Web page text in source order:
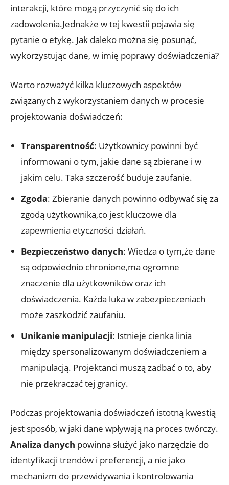
interakcji, które mogą przyczynić się do ich
zadowolenia.Jednakże w tej kwestii pojawia się
pytanie o etykę. Jak daleko można się posunąć,
wykorzystując dane, w imię poprawy doświadczenia?
Warto rozważyć kilka kluczowych aspektów
związanych z wykorzystaniem danych w procesie
projektowania doświadczeń:
Transparentność: Użytkownicy powinni być
informowani o tym, jakie dane są zbierane i w
jakim celu. Taka szczerość buduje zaufanie.
Zgoda: Zbieranie danych powinno odbywać się za
zgodą użytkownika,co jest kluczowe dla
zapewnienia etyczności działań.
Bezpieczeństwo danych: Wiedza o tym,że dane
są odpowiednio chronione,ma ogromne
znaczenie dla użytkowników oraz ich
doświadczenia. Każda luka w zabezpieczeniach
może zaszkodzić zaufaniu.
Unikanie manipulacji: Istnieje cienka linia
między spersonalizowanym doświadczeniem a
manipulacją. Projektanci muszą zadbać o to, aby
nie przekraczać tej granicy.
Podczas projektowania doświadczeń istotną kwestią
jest sposób, w jaki dane wpływają na proces twórczy.
Analiza danych powinna służyć jako narzędzie do
identyfikacji trendów i preferencji, a nie jako
mechanizm do przewidywania i kontrolowania